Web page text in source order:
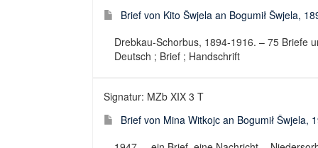
Brief von Kito Šwjela an Bogumił Šwjela,
Drebkau-Schorbus, 1894-1916. – 75 Briefe
Deutsch ; Brief ; Handschrift
Signatur: MZb XIX 3 T
Brief von Mina Witkojc an Bogumił Šwjela,